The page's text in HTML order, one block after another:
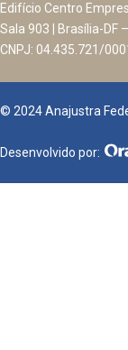
Edifício Centro
Sala 903 | Brasília-DF
CNPJ: 04.435.721/
© 2024 Anajustra
Desenvolvido por: